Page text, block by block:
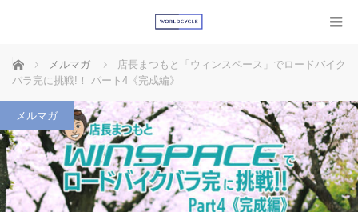
ホーム メルマガ
店長まつもと「ウィンスペース」でロードバイク
バラ完に挑戦!！ パート4《完成編》
メルマガ